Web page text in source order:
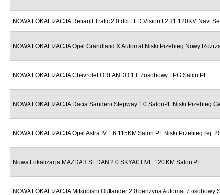
NOWA LOKALIZACJA Renault Trafic 2.0 dci LED Vision L2H1 120KM Navi
NOWA LOKALIZACJA Opel Grandland X Automat Niski Przebieg Nowy
NOWA LOKALIZACJA Chevrolet ORLANDO 1,8 7osobowy LPG Salon PL
NOWA LOKALIZACJA Dacia Sandero Stepway 1.0 SalonPL Niski Przebieg
NOWA LOKALIZACJA Opel Astra IV 1.6 115KM Salon PL Niski Przebieg rej.
Nowa Lokalizacja MAZDA 3 SEDAN 2.0 SKYACTIVE 120 KM Salon PL
NOWA LOKALIZACJA Mitsubishi Outlander 2.0 benzyna Automat 7 osobowy